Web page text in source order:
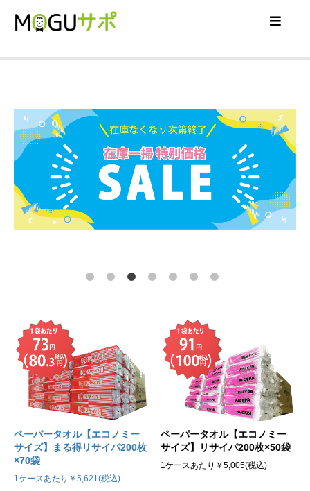
ペーパータオル【エコノミー
サイズ】まる得リサイパ200枚
×70袋
1ケースあたり￥5,621(税込)
ペーパータオル【エコノミー
サイズ】リサイパ200枚×50袋
1ケースあたり￥5,005(税込)